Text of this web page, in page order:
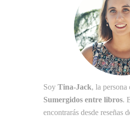
Soy Tina-Jack, la persona
Sumergidos entre libros.
encontrarás desde reseñas